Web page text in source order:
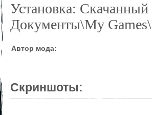
Установка:
Документы\My
Автор мода:
Скриншоты: